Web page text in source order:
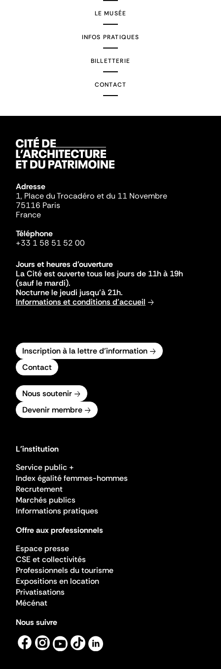
LE MUSÉE
INFOS PRATIQUES
BILLETTERIE
CONTACT
Adresse
1, Place du Trocadéro et du 11 Novembre
75116 Paris
France
Téléphone
+33 1 58 51 52 00
Jours et heures d'ouverture
La Cité est ouverte tous les jours de 11h à 19h
(sauf le mardi).
Nocturne le jeudi jusqu'à 21h.
Informations et conditions d'accueil
Inscription à la lettre d'information
Contact
Nous soutenir
Devenir membre
L'institution
Service public +
Index égalité femmes-hommes
Recrutement
Marchés publics
Informations pratiques
Offre aux professionnels
Espace presse
CSE et collectivités
Professionnels du tourisme
Expositions en location
Privatisations
Mécénat
Nous suivre